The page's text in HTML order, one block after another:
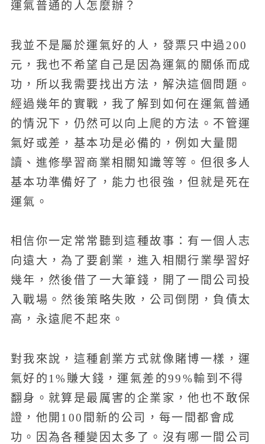
運氣普通的人怎麼辦？
我並不是屬於運氣好的人，發票只中過200
元，我也不希望自己是因為運氣的關係而成
功，所以我需要找出方法，解決這個問題。
經過幾年的實戰，我了解到如何在運氣普通
的情況下，仍然可以向上爬的方法。不管運
氣好或差，基本功是必備的，例如大量閱
讀、進修學習商業相關知識等等。但很多人
基本功準備好了，能力也很強，但就是死在
運氣。
相信你一定常常聽到這種故事：有一個人志
向遠大，為了要創業，進入相關行業學習好
幾年，然後借了一大筆錢，開了一間公司投
入戰場。然後策略失敗，公司倒閉，負債太
高，永遠爬不起來。
對我來說，這種創業方式就像賭博一樣，運
氣好的1%賺大錢，運氣差的99%輸到不得
翻身。就算是最厲害的企業家，他也不敢保
證，他開100間新的公司，每一間都會成
功。因為各種變因太多了。沒有哪一間公司